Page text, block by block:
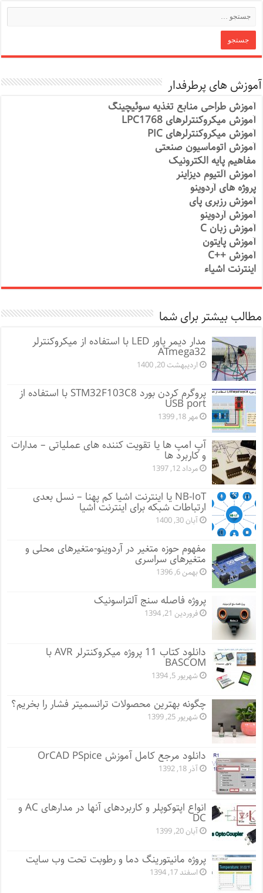
آموزش های پرطرفدار
آموزش طراحی منابع تغذیه سوئیچینگ
آموزش میکروکنترلرهای LPC1768
آموزش میکروکنترلرهای PIC
آموزش اتوماسیون صنعتی
مفاهیم پایه الکترونیک
آموزش آلتیوم دیزاینر
پروژه های آردوینو
آموزش رزبری پای
آموزش آردوینو
آموزش زبان C
آموزش پایتون
آموزش ++C
اینترنت اشیاء
مطالب بیشتر برای شما
مدار دیمر پاور LED با استفاده از میکروکنترلر
ATmega32
اردیبهشت 20, 1400
پروگرم کردن بورد STM32F103C8 با استفاده از
USB port
مهر 18, 1399
آپ امپ ها یا تقویت کننده های عملیاتی – مدارات
و کاربرد ها
مرداد 12, 1397
NB-IoT یا اینترنت اشیا کم پهنا – نسل بعدی
ارتباطات شبکه برای اینترنت اشیا
آبان 30, 1400
مفهوم حوزه متغیر در آردوینو-متغیرهای محلی و
متغیرهای سراسری
بهمن 6, 1396
پروژه فاصله سنج آلتراسونیک
فروردین 21, 1394
دانلود کتاب 11 پروژه میکروکنترلر AVR با
BASCOM
شهریور 5, 1394
چگونه بهترین محصولات ترانسمیتر فشار را بخریم؟
شهریور 25, 1399
دانلود مرجع کامل آموزش OrCAD PSpice
آذر 18, 1392
انواع اپتوکوپلر و کاربردهای آنها در مدارهای AC و
DC
آبان 20, 1399
پروژه مانيتورينگ دما و رطوبت تحت وب سایت
اسفند 17, 1394